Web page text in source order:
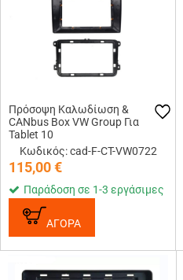
Πρόσοψη Καλωδίωση &
CANbus Box VW Group Για
Tablet 10
Κωδικός: cad-F-CT-VW0722
115,00€
Παράδοση σε 1-3 εργάσιμες
ΑΓΟΡΑ